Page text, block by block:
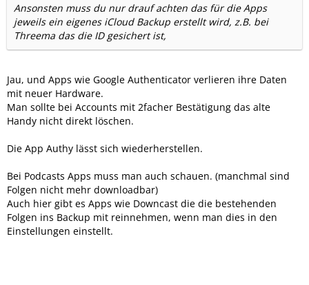
Ansonsten muss du nur drauf achten das für die Apps
jeweils ein eigenes iCloud Backup erstellt wird, z.B. bei
Threema das die ID gesichert ist,
Jau, und Apps wie Google Authenticator verlieren ihre Daten
mit neuer Hardware.
Man sollte bei Accounts mit 2facher Bestätigung das alte
Handy nicht direkt löschen.
Die App Authy lässt sich wiederherstellen.
Bei Podcasts Apps muss man auch schauen. (manchmal sind
Folgen nicht mehr downloadbar)
Auch hier gibt es Apps wie Downcast die die bestehenden
Folgen ins Backup mit reinnehmen, wenn man dies in den
Einstellungen einstellt.